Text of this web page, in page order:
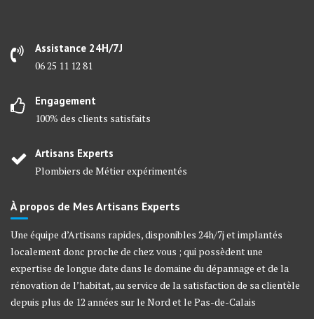
Assistance 24H/7J
06 25 11 12 81
Engagement
100% des clients satisfaits
Artisans Experts
Plombiers de Métier expérimentés
À propos de Mes Artisans Experts
Une équipe d’Artisans rapides, disponibles 24h/7j et implantés
localement donc proche de chez vous ; qui possèdent une
expertise de longue date dans le domaine du dépannage et de la
rénovation de l’habitat, au service de la satisfaction de sa clientèle
depuis plus de 12 années sur le Nord et le Pas-de-Calais